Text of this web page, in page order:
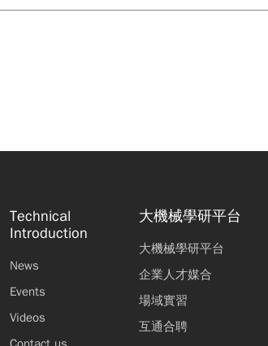
Technical
Introduction
News
Events
Videos
大機械學研平台
大機械學研平台
企業人才媒合
場域實習
互通合聘